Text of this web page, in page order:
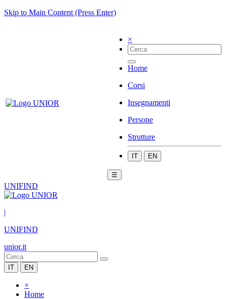
Skip to Main Content (Press Enter)
×
Home
Corsi
Insegnamenti
Persone
Strutture
IT EN
☰
UNIFIND
|
UNIFIND
unior.it
IT EN
×
Home